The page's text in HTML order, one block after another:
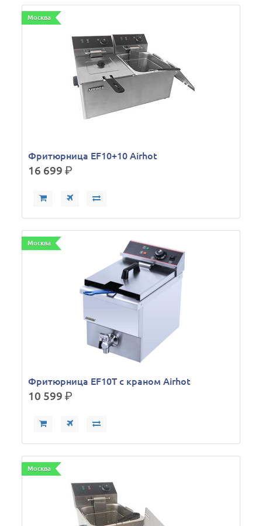
Москва
Фритюрница EF10+10 Airhot
16 699р.
Москва
Фритюрница EF10T с краном Airhot
10 599р.
Москва